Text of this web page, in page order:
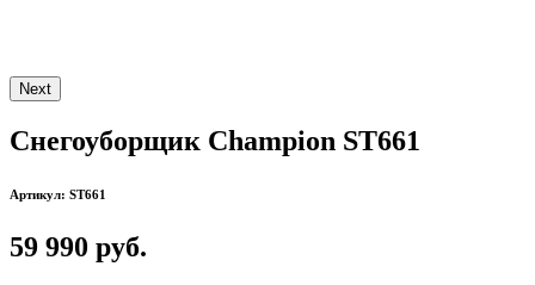
Next
Снегоуборщик Champion ST661
Артикул: ST661
59 990 руб.